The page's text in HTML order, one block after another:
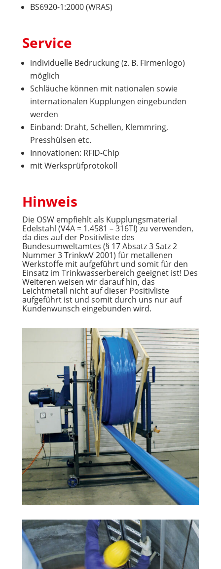
BS6920-1:2000 (WRAS)
Service
individuelle Bedruckung (z. B. Firmenlogo)
möglich
Schläuche können mit nationalen sowie
internationalen Kupplungen eingebunden
werden
Einband: Draht, Schellen, Klemmring,
Presshülsen etc.
Innovationen: RFID-Chip
mit Werksprüfprotokoll
Hinweis
Die OSW empfiehlt als Kupplungsmaterial
Edelstahl (V4A = 1.4581 – 316TI) zu verwenden,
da dies auf der Positivliste des
Bundesumweltamtes (§ 17 Absatz 3 Satz 2
Nummer 3 TrinkwV 2001) für metallenen
Werkstoffe mit aufgeführt und somit für den
Einsatz im Trinkwasserbereich geeignet ist! Des
Weiteren weisen wir darauf hin, das
Leichtmetall nicht auf dieser Positivliste
aufgeführt ist und somit durch uns nur auf
Kundenwunsch eingebunden wird.